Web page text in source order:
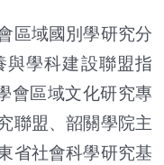
區域國別學研究分
與學科建設聯盟指
會區域文化研究專
聯盟、韶關學院主
省社會科學研究基